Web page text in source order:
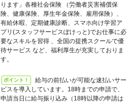
ります」各種社会保険 （労働者災害補償保
険、健康保険、厚生年金保険、雇用保険）、
有給休暇、定期健康診断、スマホ向け学習ア
プリ(スタッフサービスぽけっと)でお仕事に必
要なスキルを習得 、全国の提携スクールで優
待サービス など、福利厚生が充実しておりま
す。
ポイント！
給与の前払いが可能な速払いサー
ビスを導入しています。18時までの申請で、
申請当日に給与振り込み（18時以降の申請は